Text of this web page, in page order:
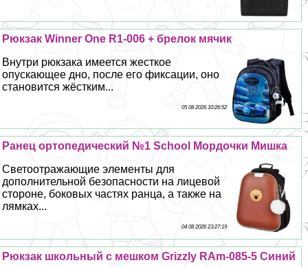
Рюкзак Winner One R1-006 + брелок мячик
Внутри рюкзака имеется жесткое
опускающее дно, после его фиксации, оно
становится жёстким...
05 08 2026 10:26:52
Ранец ортопедический №1 School Мордочки Мишка
Светоотражающие элементы для
дополнительной безопасности на лицевой
стороне, боковых частях ранца, а также на
лямках...
04 08 2026 23:27:19
Рюкзак школьный с мешком Grizzly RAm-085-5 Синий